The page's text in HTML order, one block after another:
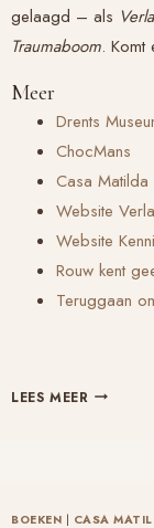
gelaagd – als
Traumaboom. Komt
Meer
Drents
ChocMans
Casa Matilda
Website
Website
Rouw kent
Teruggaan
LEES MEER VAN
BOEKEN | CASA